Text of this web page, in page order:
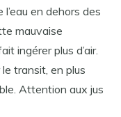
en dehors des
mauvaise
ingérer plus d’air.
transit, en plus
Attention aux jus